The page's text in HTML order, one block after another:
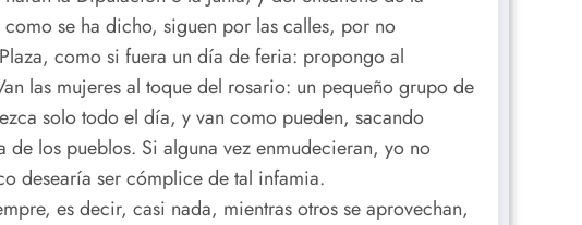
se ha dicho, siguen por las calles, por no
como si fuera un día de feria: propongo al
las mujeres al toque del rosario: un pequeño grupo de
solo todo el día, y van como pueden, sacando
los pueblos. Si alguna vez enmudecieran, yo no
desearía ser cómplice de tal infamia.
es decir, casi nada, mientras otros se aprovechan,